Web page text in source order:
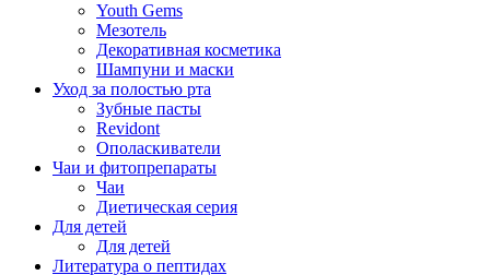
Youth Gems
Мезотель
Декоративная косметика
Шампуни и маски
Уход за полостью рта
Зубные пасты
Revidont
Ополаскиватели
Чаи и фитопрепараты
Чаи
Диетическая серия
Для детей
Для детей
Литература о пептидах